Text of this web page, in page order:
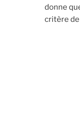
donne
critère